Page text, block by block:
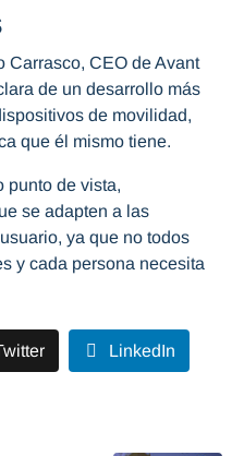
Carrasco, CEO de Avant
de un desarrollo más
de movilidad,
que él mismo tiene.
punto de vista,
se adapten a las
ya que no todos
y cada persona necesita
LinkedIn